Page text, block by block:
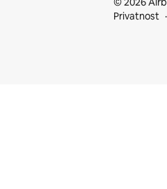
Privatnost